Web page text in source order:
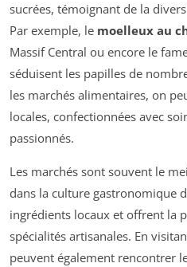
sucrées, témoignant de la
Par exemple, le moelleux au
Massif Central ou encore le
séduisent les papilles de
les marchés alimentaires, on
locales, confectionnées avec
passionnés.
Les marchés sont souvent le
dans la culture gastronomique
ingrédients locaux et offrent la
spécialités artisanales. En
peuvent également rencontrer